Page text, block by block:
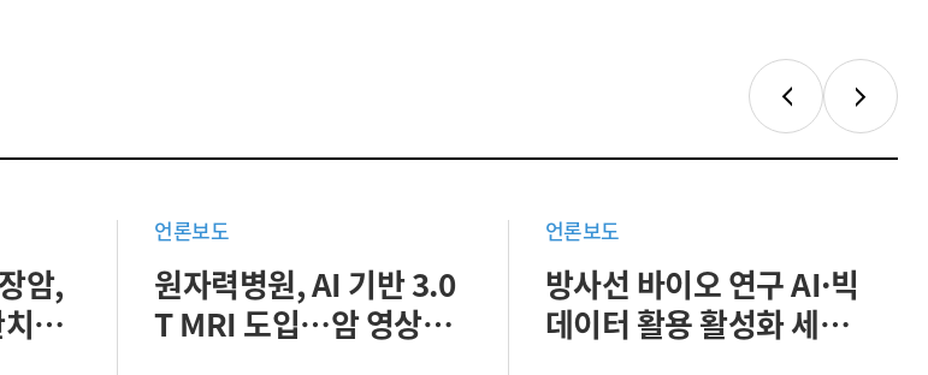
암,
와
언론보도
원자력병원, AI 기반 3.0
T MRI 도입…암 영상진
언론보도
방사선 바이오 연구 AI·빅
데이터 활용 활성화 세미